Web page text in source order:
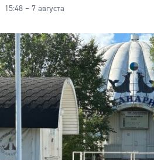
15:48 – 7 августа